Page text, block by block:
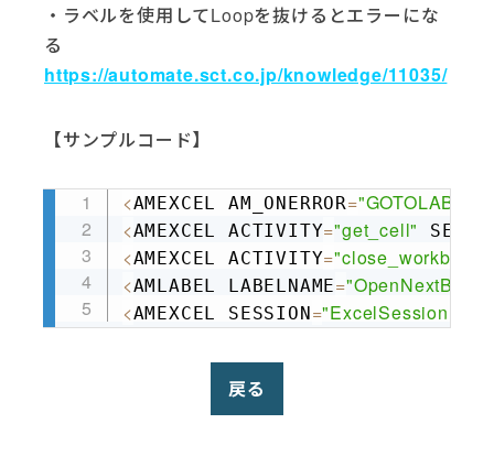
・ラベルを使用してLoopを抜けるとエラーにな
る
https://automate.sct.co.jp/knowledge/11035/
【サンプルコード】
<AMEXCEL AM_ONERROR="GOTOLABEL"
<AMEXCEL ACTIVITY="get_cell"
<AMEXCEL ACTIVITY="close_workbook"
<AMLABEL LABELNAME="OpenNextBook"
<AMEXCEL SESSION ="ExcelSession1"
Copy
戻る